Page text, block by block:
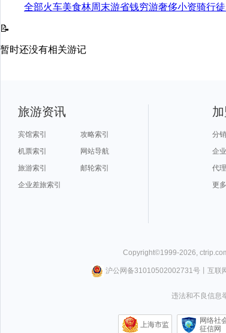
全部火车美食林周末游省钱穷游奢侈小资骑行
📝
暂时还没有相关游记
旅游资讯
宾馆索引
攻略索引
机票索引
网站导航
旅游索引
邮轮索引
企业差旅索引
分
企
代
更
Copyright©1999-2026,
沪公网备31010502002731号丨 互联
违法和不良信息
上海市监
网络社
征信网